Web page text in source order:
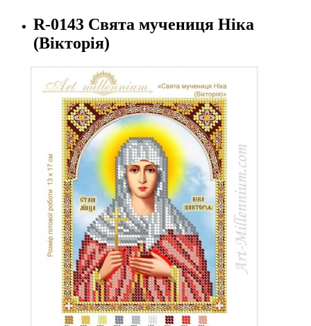
R-0143 Свята мучениця Ніка
(Вікторія)